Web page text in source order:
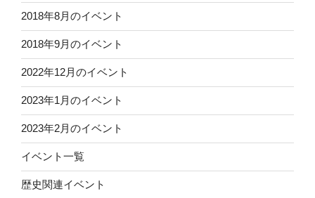
2018年8月のイベント
2018年9月のイベント
2022年12月のイベント
2023年1月のイベント
2023年2月のイベント
イベント一覧
歴史関連イベント